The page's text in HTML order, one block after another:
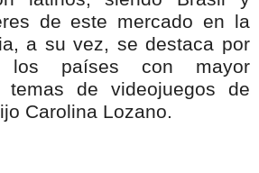
de este mercado en la
a su vez, se destaca por
países con mayor
temas de videojuegos de
Carolina Lozano.